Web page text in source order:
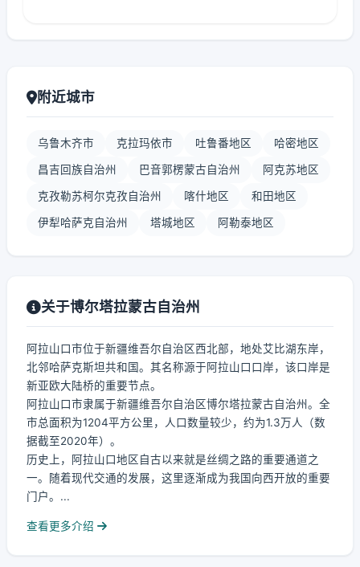
附近城市
乌鲁木齐市 克拉玛依市 吐鲁番地区 哈密地区
昌吉回族自治州 巴音郭楞蒙古自治州 阿克苏地区
克孜勒苏柯尔克孜自治州 喀什地区 和田地区
伊犁哈萨克自治州 塔城地区 阿勒泰地区
关于博尔塔拉蒙古自治州
阿拉山口市位于新疆维吾尔自治区西北部，地处艾比湖东岸，
北邻哈萨克斯坦共和国。其名称源于阿拉山口口岸，该口岸是
新亚欧大陆桥的重要节点。
阿拉山口市隶属于新疆维吾尔自治区博尔塔拉蒙古自治州。全
市总面积为1204平方公里，人口数量较少，约为1.3万人（数
据截至2020年）。
历史上，阿拉山口地区自古以来就是丝绸之路的重要通道之
一。随着现代交通的发展，这里逐渐成为我国向西开放的重要
门户。...
查看更多介绍